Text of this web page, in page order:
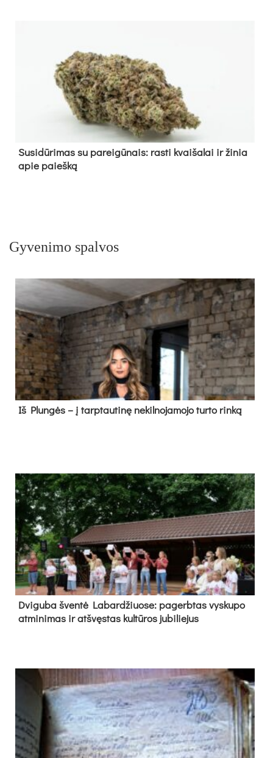
Su­si­dū­ri­mas su pa­rei­gū­nais: ras­ti kvai­ša­lai ir ži­nia
apie paieš­ką
Gyvenimo spalvos
Iš Plungės – į tarptautinę nekilnojamojo turto rinką
Dvi­gu­ba šven­tė La­bar­džiuo­se: pa­gerb­tas vys­ku­po
at­mi­ni­mas ir at­švęs­tas kul­tū­ros ju­bi­lie­jus